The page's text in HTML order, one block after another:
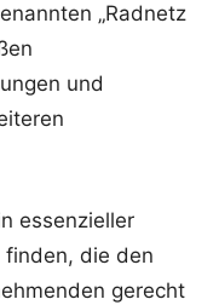
„Radnetz
und
essenzieller
finden, die den
gerecht